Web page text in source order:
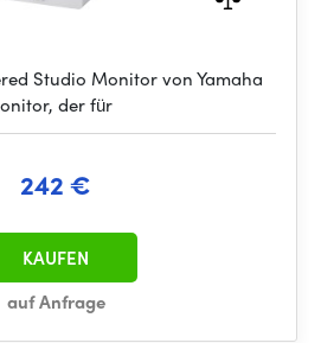
Studio Monitor von Yamaha
der für
242 €
auf Anfrage
KAUFEN